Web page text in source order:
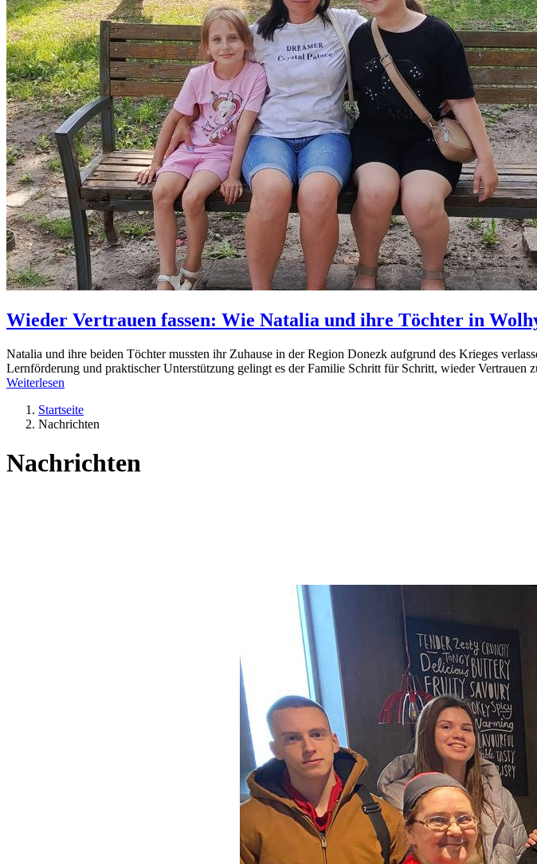
Wieder Vertrauen fassen: Wie Natalia und ihre Töchter in
Natalia und ihre beiden Töchter mussten ihr Zuhause in der Region Donezk aufgrund des Krieges
Lernförderung und praktischer Unterstützung gelingt es der Familie Schritt für Schritt, wieder Vertrauen
Weiterlesen
Startseite
Nachrichten
Nachrichten